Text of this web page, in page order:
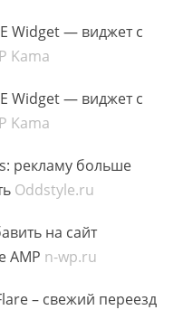
Widget — виджет с
Kama
Widget — виджет с
Kama
рекламу больше
Oddstyle.ru
на сайт
AMP n-wp.ru
– свежий переезд